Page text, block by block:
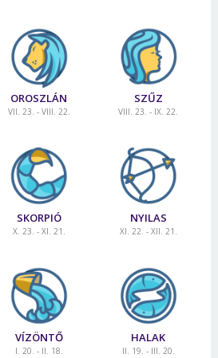
OROSZLÁN
VII. 23. - VIII. 22.
SZŰZ
VIII. 23. - IX. 22.
SKORPIÓ
X. 23. - XI. 21.
NYILAS
XI. 22. - XII. 21.
VÍZÖNTŐ
I. 20. - II. 18.
HALAK
II. 19. - III. 20.